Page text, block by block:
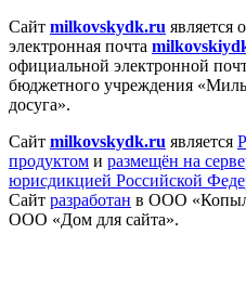
Сайт milkovskydk.ru является
электронная почта
официальной электронной
бюджетного учреждения
досуга».
Сайт milkovskydk.ru является
продуктом и размещён на
юрисдикцией Российской
Сайт разработан в ООО
ООО «Дом для сайта».